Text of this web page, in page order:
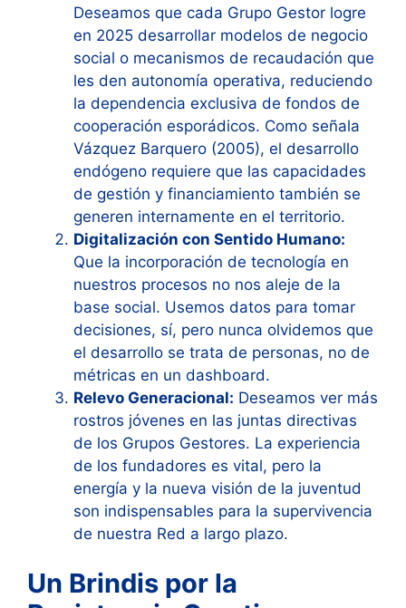
Deseamos que cada Grupo Gestor logre
en 2025 desarrollar modelos de negocio
social o mecanismos de recaudación que
les den autonomía operativa, reduciendo
la dependencia exclusiva de fondos de
cooperación esporádicos. Como señala
Vázquez Barquero (2005), el desarrollo
endógeno requiere que las capacidades
de gestión y financiamiento también se
generen internamente en el territorio.
Digitalización con Sentido Humano:
Que la incorporación de tecnología en
nuestros procesos no nos aleje de la
base social. Usemos datos para tomar
decisiones, sí, pero nunca olvidemos que
el desarrollo se trata de personas, no de
métricas en un dashboard.
Relevo Generacional: Deseamos ver más
rostros jóvenes en las juntas directivas
de los Grupos Gestores. La experiencia
de los fundadores es vital, pero la
energía y la nueva visión de la juventud
son indispensables para la supervivencia
de nuestra Red a largo plazo.
Un Brindis por la